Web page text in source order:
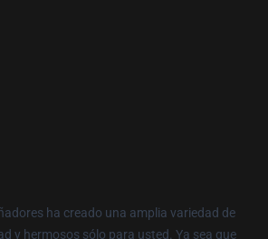
ha creado una amplia variedad de
y hermosos sólo para usted. Ya sea que